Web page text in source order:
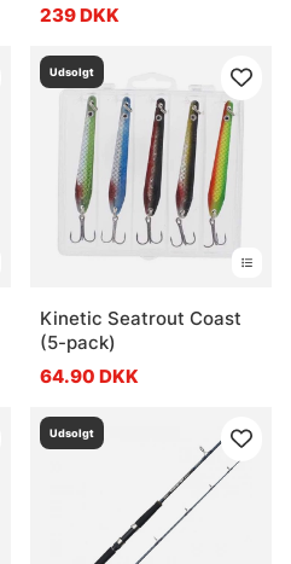
239 DKK
Udsolgt
Kinetic Seatrout Coast
(5-pack)
64.90 DKK
Udsolgt